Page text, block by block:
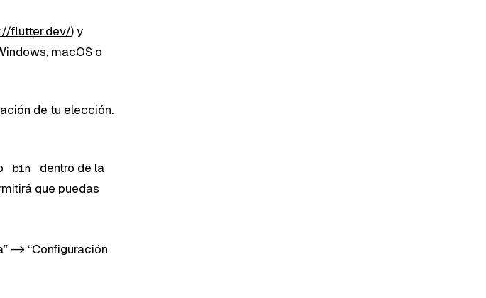
flutter.dev/) y
macOS o
de tu elección.
bin
dentro de la
que puedas
-> “Configuración